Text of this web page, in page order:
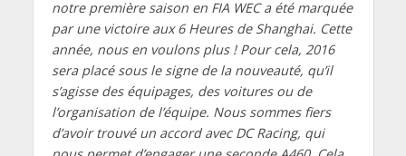
notre première saison en FIA WEC a été marquée
par une victoire aux 6 Heures de Shanghai. Cette
année, nous en voulons plus ! Pour cela, 2016
sera placé sous le signe de la nouveauté, qu’il
s’agisse des équipages, des voitures ou de
l’organisation de l’équipe. Nous sommes fiers
d’avoir trouvé un accord avec DC Racing, qui